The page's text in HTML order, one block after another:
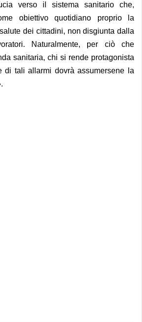
verso il sistema sanitario che,
obiettivo quotidiano proprio la
dei cittadini, non disgiunta dalla
Naturalmente, per ciò che
sanitaria, chi si rende protagonista
di tali allarmi dovrà assumersene la